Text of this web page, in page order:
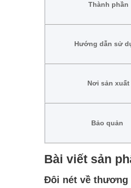
Thành phần
Hướng dẫn sử
Nơi sản xuất
Bảo quản
Bài viết sản
Đôi nét về thương